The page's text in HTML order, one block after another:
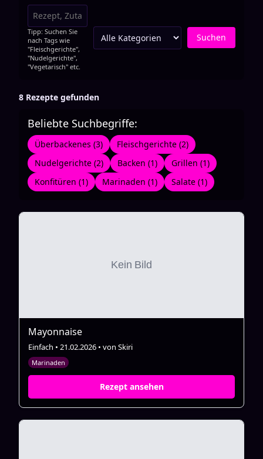
Tipp: Suchen Sie
nach Tags wie
"Fleischgerichte",
"Nudelgerichte",
"Vegetarisch" etc.
Suchen
8 Rezepte gefunden
Beliebte Suchbegriffe:
Überbackenes (3)
Fleischgerichte (2)
Nudelgerichte (2)
Backen (1)
Grillen (1)
Konfitüren (1)
Marinaden (1) Salate (1)
Mayonnaise
Einfach • 21.02.2026 • von Skiri
Marinaden
Rezept ansehen